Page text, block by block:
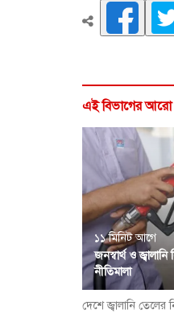
এই বিভাগের
১১ মিনিট আগে
জনস্বার্থ ও
নীতিমালা
দেশে জ্বালানি তেলের